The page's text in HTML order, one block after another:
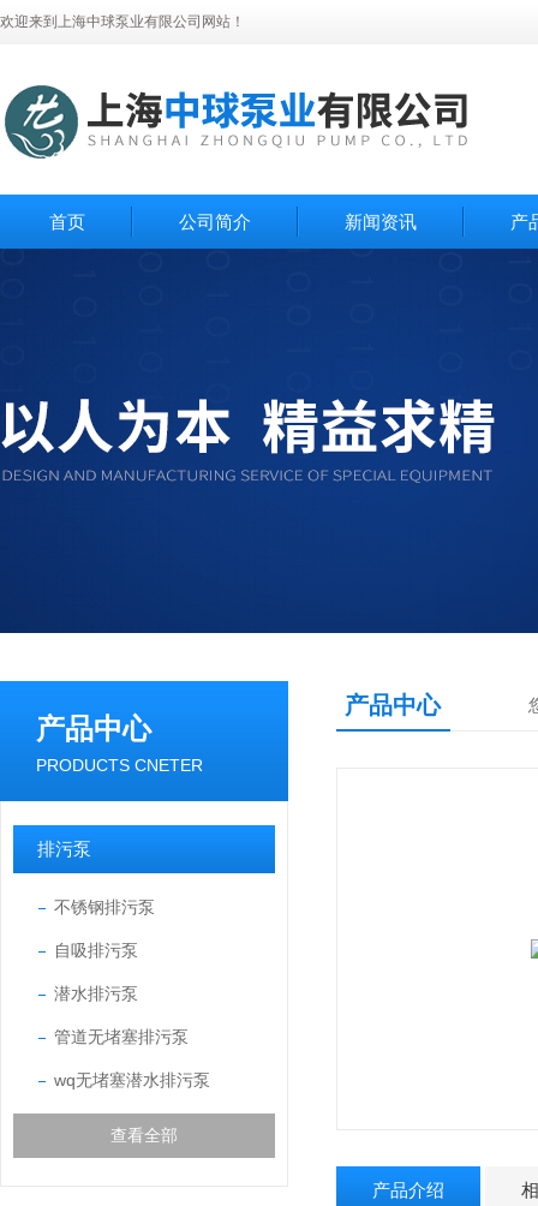
欢迎来到上海中球泵业有限公司网站！
首页 公司简介 新闻资讯 产
产品中心
PRODUCTS CNETER
排污泵
不锈钢排污泵
自吸排污泵
潜水排污泵
管道无堵塞排污泵
wq无堵塞潜水排污泵
查看全部
产品中心
产品介绍